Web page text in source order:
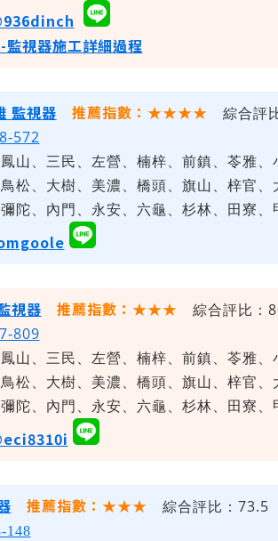
監視器施工詳細過程
監視器 推薦指數：★★★★
綜合評
572
山、三民、左營、楠梓、前鎮、苓雅、
松、大樹、美濃、橋頭、旗山、梓官、
陀、內門、永安、六龜、杉林、田寮
視器 推薦指數：★★★
綜合評比：
809
山、三民、左營、楠梓、前鎮、苓雅、
松、大樹、美濃、橋頭、旗山、梓官、
陀、內門、永安、六龜、杉林、田寮
推薦指數：★★★
綜合評比：73.5
148